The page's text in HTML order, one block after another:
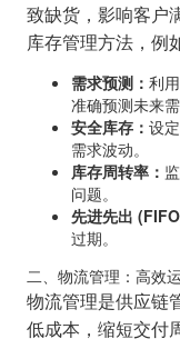
致缺货，影响客户
库存管理方法，例
需求预测： 利
准确预测未来需
安全库存： 设
需求波动。
库存周转率：
问题。
先进先出
过期。
二、物流管理：高效
物流管理是供应链
低成本，缩短交付